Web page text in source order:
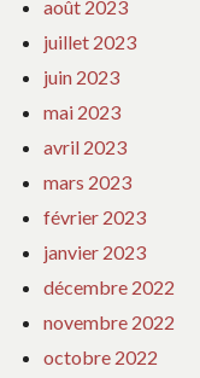
août 2023
juillet 2023
juin 2023
mai 2023
avril 2023
mars 2023
février 2023
janvier 2023
décembre 2022
novembre 2022
octobre 2022